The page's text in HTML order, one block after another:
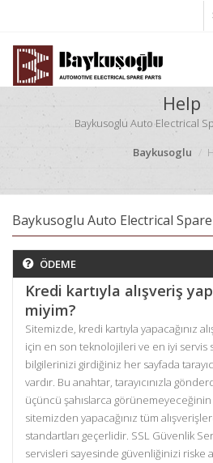
Help
Baykusoglu Auto Electrical
Baykusoglu
Baykusoglu Auto Electrical
ÖDEME
Kredi kartıyla alışveriş
miyim?
Sitemizde, kredi kartıyla yapacağınız
için en son teknolojileri ve en iyi servis
bilgilerinizi girdiğiniz her sayfada
vardır. Bu anahtar, tarayıcınızla
üçüncü şahıslarca görünemeyeceğinin
sitemizden yapacağınız tüm
standartları geçerlidir. SSL Güvenlik
servisleri sayesinde güvenliğinizi riske